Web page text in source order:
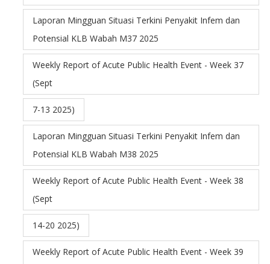
Laporan Mingguan Situasi Terkini Penyakit Infem dan
Potensial KLB Wabah M37 2025
Weekly Report of Acute Public Health Event - Week 37
(Sept
7-13 2025)
Laporan Mingguan Situasi Terkini Penyakit Infem dan
Potensial KLB Wabah M38 2025
Weekly Report of Acute Public Health Event - Week 38
(Sept
14-20 2025)
Weekly Report of Acute Public Health Event - Week 39